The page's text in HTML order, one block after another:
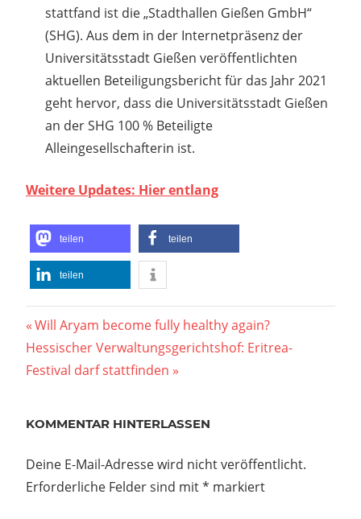
stattfand ist die „Stadthallen Gießen GmbH“
(SHG). Aus dem in der Internetpräsenz der
Universitätsstadt Gießen veröffentlichten
aktuellen Beteiligungsbericht für das Jahr 2021
geht hervor, dass die Universitätsstadt Gießen
an der SHG 100 % Beteiligte
Alleingesellschafterin ist.
Weitere Updates: Hier entlang
teilen teilen
teilen
Beitragsnavigation
Vorheriger
Beitrag:
Will Aryam become fully healthy again?
Nächster
Beitrag:
Hessischer Verwaltungsgerichtshof: Eritrea-
Festival darf stattfinden
KOMMENTAR HINTERLASSEN
Deine E-Mail-Adresse wird nicht veröffentlicht.
Erforderliche Felder sind mit* markiert